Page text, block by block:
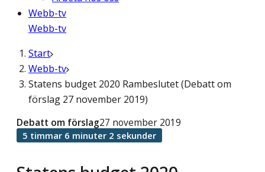
Webb-tv
Webb-tv
Start
Webb-tv
Statens budget 2020 Rambeslutet (Debatt om
förslag 27 november 2019)
Debatt om förslag27 november 2019
5 timmar 6 minuter 2 sekunder